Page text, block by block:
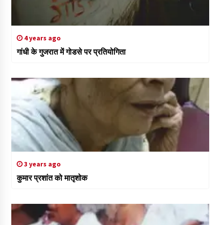
4 years ago
गांधी के गुजरात में गोडसे पर प्रतियोगिता
3 years ago
कुमार प्रशांत को मातृशोक